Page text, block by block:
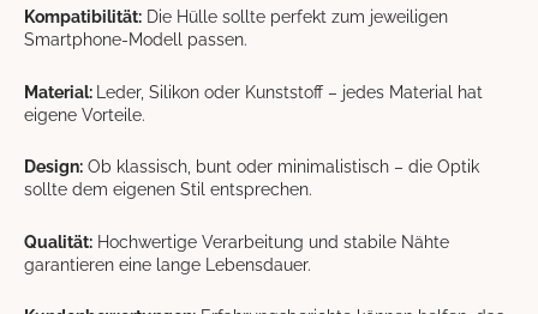
Kompatibilität: Die Hülle sollte perfekt zum jeweiligen
Smartphone-Modell passen.
Material:
Leder, Silikon oder Kunststoff – jedes Material hat
eigene Vorteile.
Design: Ob klassisch, bunt oder minimalistisch – die Optik
sollte dem eigenen Stil entsprechen.
Qualität: Hochwertige Verarbeitung und stabile Nähte
garantieren eine lange Lebensdauer.